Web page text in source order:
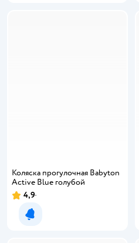
Коляска прогулочная Babyton
Active Blue голубой
4,9
Уведомить о появлении